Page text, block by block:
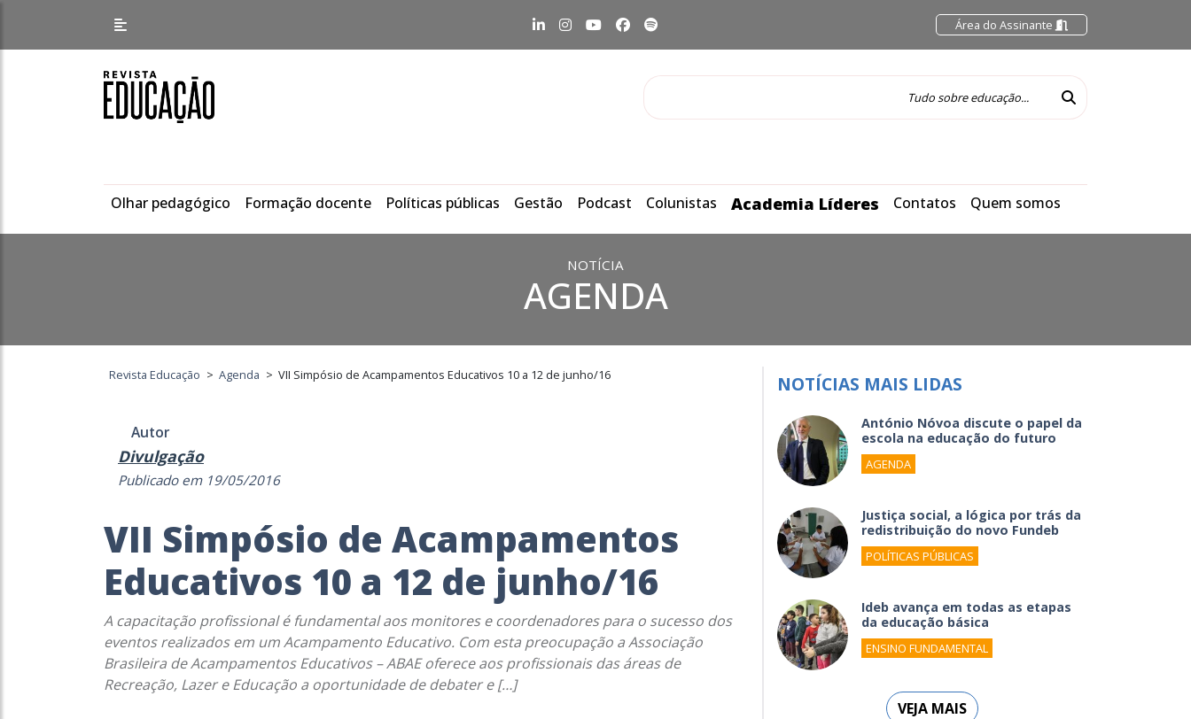
Área do Assinante
Olhar pedagógico Formação docente Políticas públicas Gestão Podcast Colunistas Academia Líderes Contatos Quem somos
NOTÍCIA
AGENDA
Revista Educação > Agenda > VII Simpósio de Acampamentos Educativos 10 a 12 de junho/16
Autor
Divulgação
Publicado em 19/05/2016
VII Simpósio de Acampamentos
Educativos 10 a 12 de junho/16
A capacitação profissional é fundamental aos monitores e coordenadores para o sucesso dos
eventos realizados em um Acampamento Educativo. Com esta preocupação a Associação
Brasileira de Acampamentos Educativos – ABAE oferece aos profissionais das áreas de
Recreação, Lazer e Educação a oportunidade de debater e […]
NOTÍCIAS MAIS LIDAS
António Nóvoa discute o papel da
escola na educação do futuro
AGENDA
Justiça social, a lógica por trás da
redistribuição do novo Fundeb
POLÍTICAS PÚBLICAS
Ideb avança em todas as etapas
da educação básica
ENSINO FUNDAMENTAL
VEJA MAIS